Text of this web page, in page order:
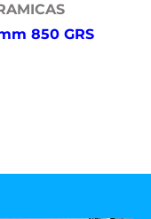
850 GRS